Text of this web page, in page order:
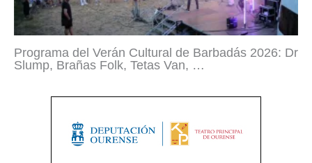
Programa del Verán Cultural de Barbadás 2026: Dr
Slump, Brañas Folk, Tetas Van, …